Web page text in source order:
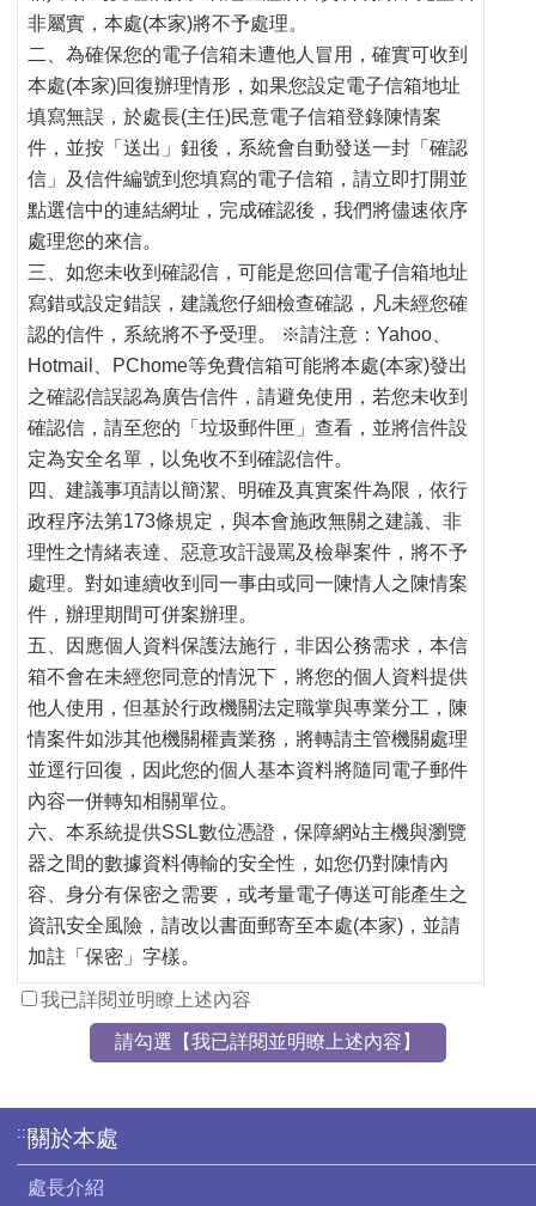
非屬實，本處(本家)將不予處理。
二、為確保您的電子信箱未遭他人冒用，確實可收到
本處(本家)回復辦理情形，如果您設定電子信箱地址
填寫無誤，於處長(主任)民意電子信箱登錄陳情案
件，並按「送出」鈕後，系統會自動發送一封「確認
信」及信件編號到您填寫的電子信箱，請立即打開並
點選信中的連結網址，完成確認後，我們將儘速依序
處理您的來信。
三、如您未收到確認信，可能是您回信電子信箱地址
寫錯或設定錯誤，建議您仔細檢查確認，凡未經您確
認的信件，系統將不予受理。 ※請注意：Yahoo、
Hotmail、PChome等免費信箱可能將本處(本家)發出
之確認信誤認為廣告信件，請避免使用，若您未收到
確認信，請至您的「垃圾郵件匣」查看，並將信件設
定為安全名單，以免收不到確認信件。
四、建議事項請以簡潔、明確及真實案件為限，依行
政程序法第173條規定，與本會施政無關之建議、非
理性之情緒表達、惡意攻訐謾罵及檢舉案件，將不予
處理。對如連續收到同一事由或同一陳情人之陳情案
件，辦理期間可併案辦理。
五、因應個人資料保護法施行，非因公務需求，本信
箱不會在未經您同意的情況下，將您的個人資料提供
他人使用，但基於行政機關法定職掌與專業分工，陳
情案件如涉其他機關權責業務，將轉請主管機關處理
並逕行回復，因此您的個人基本資料將隨同電子郵件
內容一併轉知相關單位。
六、本系統提供SSL數位憑證，保障網站主機與瀏覽
器之間的數據資料傳輸的安全性，如您仍對陳情內
容、身分有保密之需要，或考量電子傳送可能產生之
資訊安全風險，請改以書面郵寄至本處(本家)，並請
加註「保密」字樣。
我已詳閱並明瞭上述內容
請勾選【我已詳閱並明瞭上述內容】
:::關於本處
處長介紹